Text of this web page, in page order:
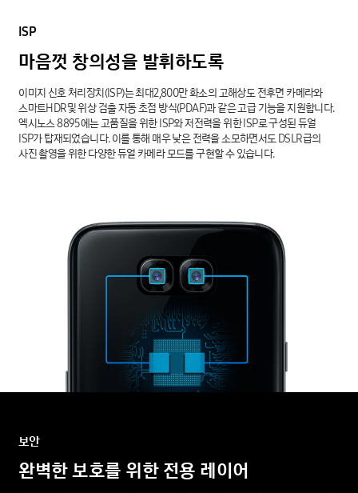
ISP
마음껏 창의성을 발휘하도록
이미지 신호 처리장치(ISP)는 최대2,800만 화소의 고해상도 전후면 카메라와
스마트HDR및 위상 검출 자동 초점 방식(PDAF)과 같은 고급 기능을 지원합니다.
엑시노스 8895에는 고품질을 위한 ISP와 저전력을 위한 ISP로 구성된 듀얼
ISP가 탑재되었습니다. 이를 통해 매우 낮은 전력을 소모하면서도 DSLR급의
사진 촬영을 위한 다양한 듀얼 카메라 모드를 구현할 수 있습니다.
보안
완벽한보호를 위한 전용 레이어